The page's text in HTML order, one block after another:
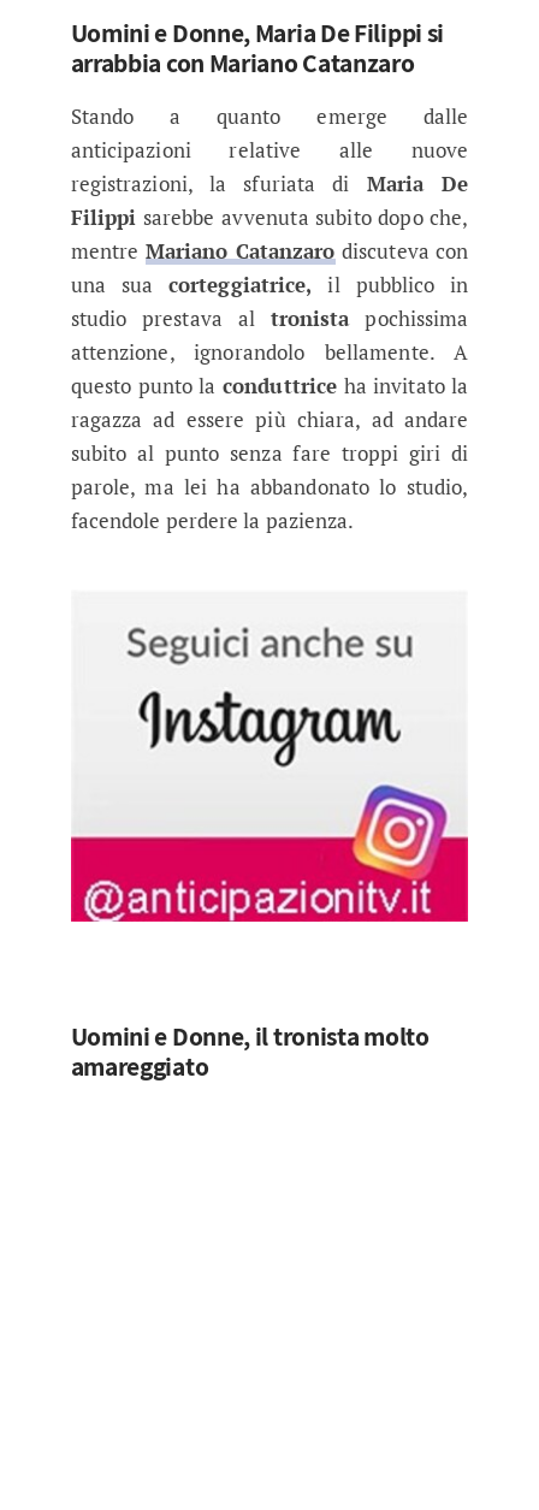
Uomini e Donne, Maria De Filippi si
arrabbia con Mariano Catanzaro
Stando a quanto emerge dalle
anticipazioni relative alle nuove
registrazioni, la sfuriata di Maria De
Filippi sarebbe avvenuta subito dopo che,
mentre Mariano Catanzaro discuteva con
una sua corteggiatrice, il pubblico in
studio prestava al tronistapochissima
attenzione, ignorandolo bellamente. A
questo punto la conduttrice ha invitato la
ragazza ad essere più chiara, ad andare
subito al punto senza fare troppi giri di
parole, ma lei ha abbandonato lo studio,
facendole perdere la pazienza.
Uomini e Donne, il tronista molto
amareggiato